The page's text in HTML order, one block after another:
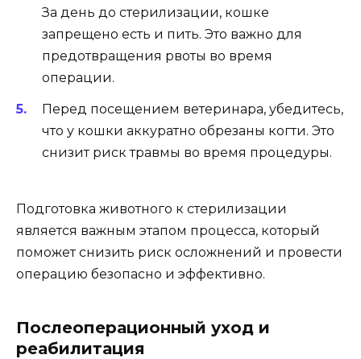
За день до стерилизации, кошке
запрещено есть и пить. Это важно для
предотвращения рвоты во время
операции.
Перед посещением ветеринара, убедитесь,
что у кошки аккуратно обрезаны когти. Это
снизит риск травмы во время процедуры.
Подготовка животного к стерилизации
является важным этапом процесса, который
поможет снизить риск осложнений и провести
операцию безопасно и эффективно.
Послеоперационный уход и
реабилитация